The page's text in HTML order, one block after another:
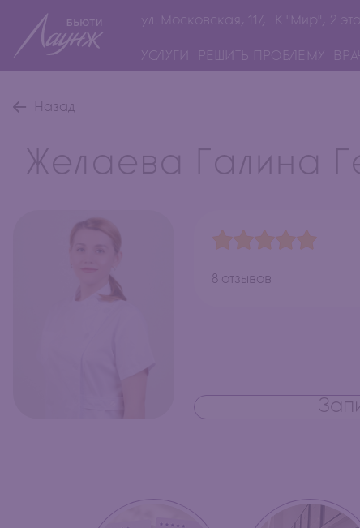
ул. Московская, 117, ТК "Мир", 2
УСЛУГИ РЕШИТЬ ПРОБЛЕМУ
Назад
Желаева Галина
8 отзывов